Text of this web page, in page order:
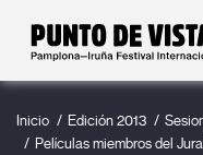
Inicio Edición 2013
Películas miembros del